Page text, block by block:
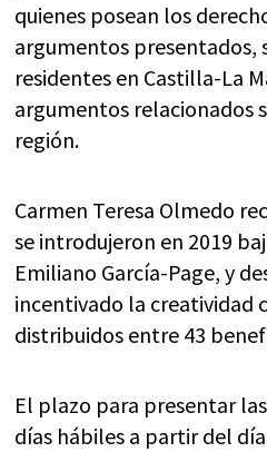
quienes posean los
argumentos presentados,
residentes en Castilla-La
argumentos relacionados
región.
Carmen Teresa Olmedo
se introdujeron en 2019
Emiliano García-Page, y
incentivado la creatividad
distribuidos entre 43
El plazo para presentar
días hábiles a partir del